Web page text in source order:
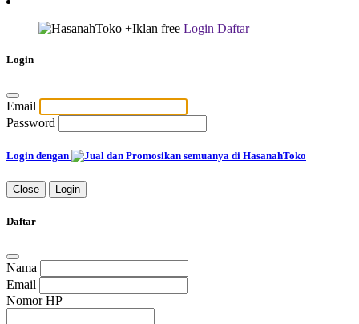
+Iklan free Login Daftar
Login
Email
Password
Login dengan
Close Login
Daftar
Nama
Email
Nomor HP